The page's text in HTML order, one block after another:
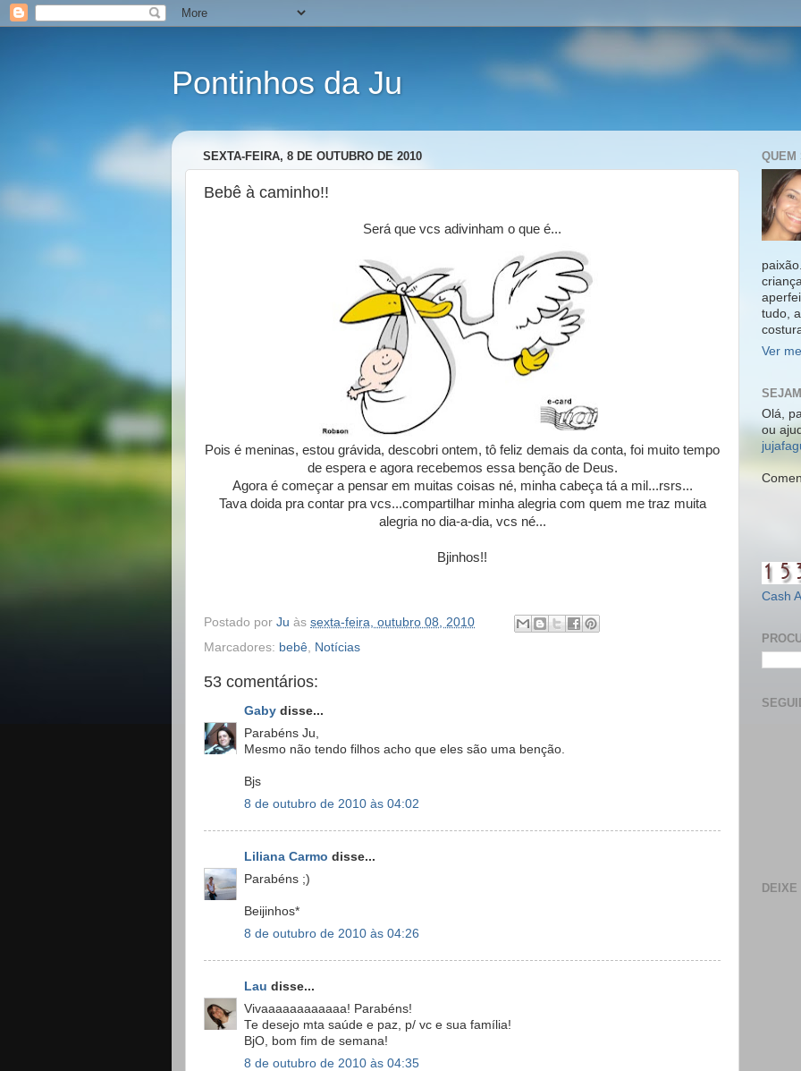
Pontinhos da Ju
SEXTA-FEIRA, 8 DE OUTUBRO DE 2010
Bebê à caminho!!
Será que vcs adivinham o que é...
Pois é meninas, estou grávida, descobri ontem, tô feliz demais da conta, foi muito tempo
de espera e agora recebemos essa benção de Deus.
Agora é começar a pensar em muitas coisas né, minha cabeça tá a mil...rsrs...
Tava doida pra contar pra vcs...compartilhar minha alegria com quem me traz muita
alegria no dia-a-dia, vcs né...
Bjinhos!!
Postado por Ju às sexta-feira, outubro 08, 2010
Marcadores: bebê Notícias
53 comentários:
Gaby disse...
Parabéns Ju,
Mesmo não tendo filhos acho que eles são uma benção.
Bjs
8 de outubro de 2010 às 04:02
Liliana Carmo disse...
Parabéns ;)
Beijinhos*
8 de outubro de 2010 às 04:26
Lau disse...
Vivaaaaaaaaaaaa! Parabéns!
Te desejo mta saúde e paz, p/ vc e sua família!
BjO, bom fim de semana!
8 de outubro de 2010 às 04:35
QUEM
tudo,
Ver
Olá,
ou
Cash